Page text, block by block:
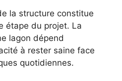
la structure constitue
étape du projet. La
lagon dépend
à rester saine face
quotidiennes.